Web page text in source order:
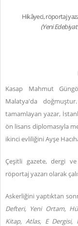
Hikâyeci, röportaj
(Yeni
Kasap Mahmut
Malatya'da
tamamlayan yazar,
ön lisans diplomasıyla
ikinci evliliğini Ayşe
Çeşitli gazete, dergi
röportaj yazarı olarak
Askerliğini yaptıktan
Defteri, Yeni Ortam,
Kitap, Atlas, E Dergisi,